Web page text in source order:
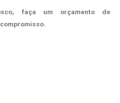
faça um orçamento de